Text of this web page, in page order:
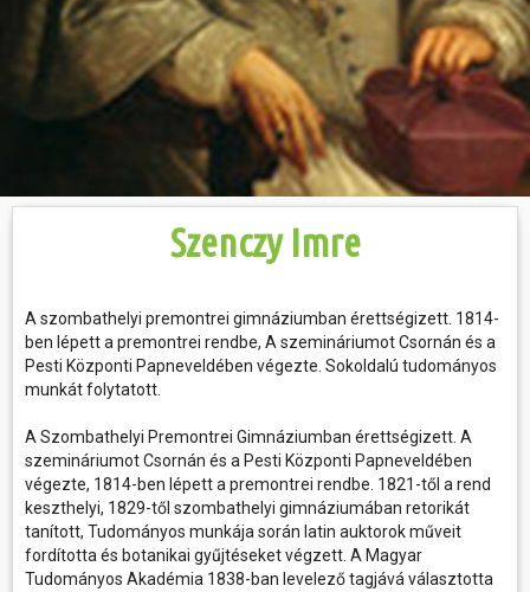
Szenczy Imre
A szombathelyi premontrei gimnáziumban érettségizett. 1814-
ben lépett a premontrei rendbe, A szemináriumot Csornán és a
Pesti Központi Papneveldében végezte. Sokoldalú tudományos
munkát folytatott.
A Szombathelyi Premontrei Gimnáziumban érettségizett. A
szemináriumot Csornán és a Pesti Központi Papneveldében
végezte, 1814-ben lépett a premontrei rendbe. 1821-től a rend
keszthelyi, 1829-től szombathelyi gimnáziumában retorikát
tanított, Tudományos munkája során latin auktorok műveit
fordította és botanikai gyűjtéseket végzett. A Magyar
Tudományos Akadémia 1838-ban levelező tagjává választotta